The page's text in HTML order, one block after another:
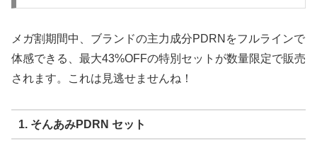
メガ割期間中、ブランドの主力成分PDRNをフルラインで
体感できる、最大43%OFFの特別セットが数量限定で販売
されます。これは見逃せませんね！
1. そんあみPDRN セット